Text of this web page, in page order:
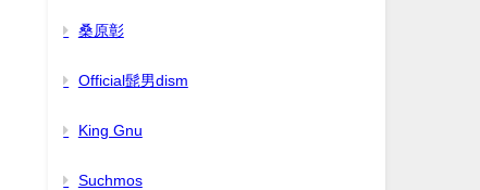
桑原彰
Official髭男dism
King Gnu
Suchmos